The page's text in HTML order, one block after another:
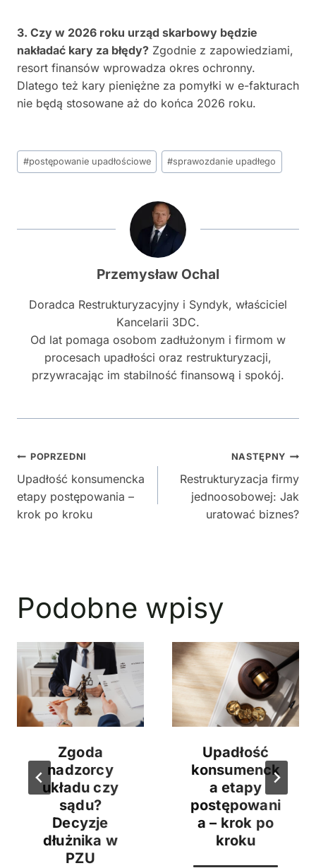
3. Czy w 2026 roku urząd skarbowy będzie
nakładać kary za błędy? Zgodnie z zapowiedziami,
resort finansów wprowadza okres ochronny.
Dlatego też kary pieniężne za pomyłki w e-fakturach
nie będą stosowane aż do końca 2026 roku.
Tagi
wpisu:
#postępowanie upadłościowe #sprawozdanie upadłego
Przemysław Ochal
Doradca Restrukturyzacyjny i Syndyk, właściciel
Kancelarii 3DC.
Od lat pomaga osobom zadłużonym i firmom w
procesach upadłości oraz restrukturyzacji,
przywracając im stabilność finansową i spokój.
Nawigacja
wpisu
POPRZEDNI
Upadłość konsumencka
etapy postępowania –
krok po kroku
NASTĘPNY
Restrukturyzacja firmy
jednoosobowej: Jak
uratować biznes?
Podobne wpisy
Zgoda
nadzorcy
układu czy
sądu?
Decyzje
dłużnika w
PZU
Upadłość
konsumenck
a etapy
postępowani
a – krok po
kroku